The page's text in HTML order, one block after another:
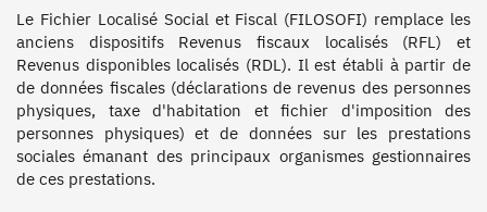
Le Fichier Localisé Social et Fiscal (FILOSOFI) remplace les
anciens dispositifs Revenus fiscaux localisés (RFL) et
Revenus disponibles localisés (RDL). Il est établi à partir de
de données fiscales (déclarations de revenus des personnes
physiques, taxe d'habitation et fichier d'imposition des
personnes physiques) et de données sur les prestations
sociales émanant des principaux organismes gestionnaires
de ces prestations.